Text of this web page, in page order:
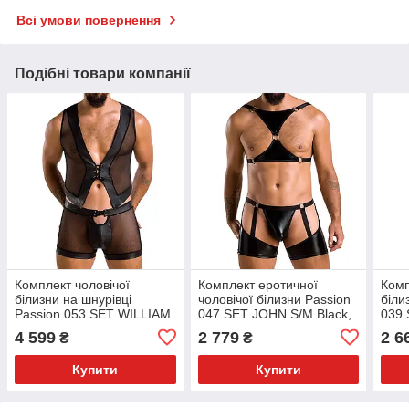
Всі умови повернення
Подібні товари компанії
Комплект чоловічої
білизни на шнурівці
Passion 053 SET WILLIAM
S/M Black, жилет, боксери
4 599 ₴
Купити
Комплект еротичної
чоловічої білизни Passion
047 SET JOHN S/M Black,
2 779₴
Купити
039
2